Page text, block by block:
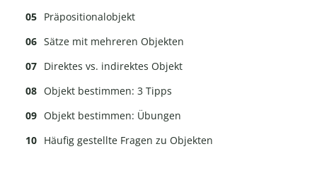
Präpositionalobjekt
Sätze mit mehreren Objekten
Direktes vs. indirektes Objekt
Objekt bestimmen: 3 Tipps
Objekt bestimmen: Übungen
Häufig gestellte Fragen zu Objekten